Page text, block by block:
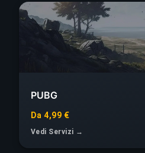
PUBG
Da 4,99 €
Vedi Servizi →